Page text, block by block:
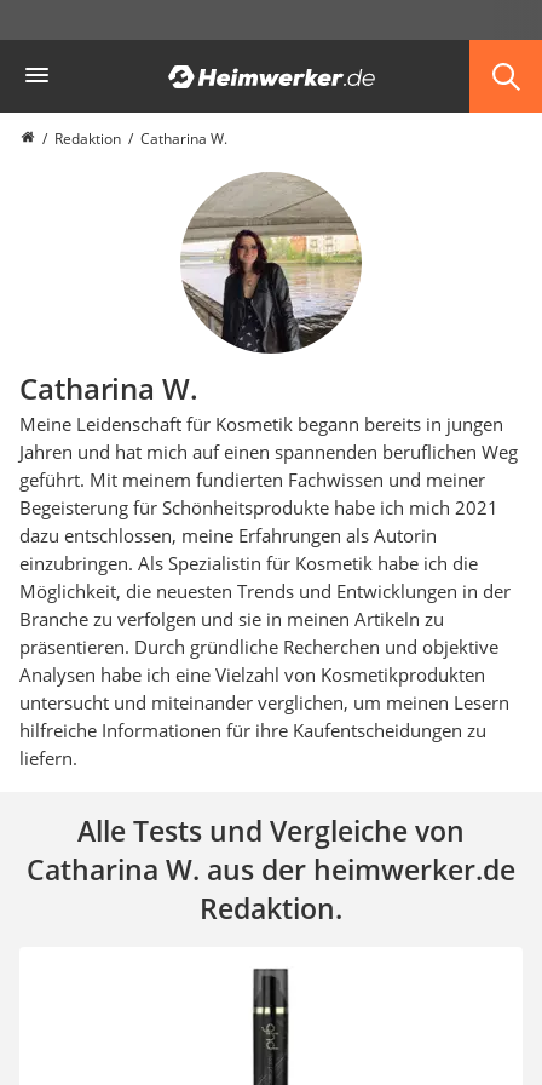
Redaktion Catharina W.
Catharina W.
Meine Leidenschaft für Kosmetik begann bereits in jungen
Jahren und hat mich auf einen spannenden beruflichen Weg
geführt. Mit meinem fundierten Fachwissen und meiner
Begeisterung für Schönheitsprodukte habe ich mich 2021
dazu entschlossen, meine Erfahrungen als Autorin
einzubringen. Als Spezialistin für Kosmetik habe ich die
Möglichkeit, die neuesten Trends und Entwicklungen in der
Branche zu verfolgen und sie in meinen Artikeln zu
präsentieren. Durch gründliche Recherchen und objektive
Analysen habe ich eine Vielzahl von Kosmetikprodukten
untersucht und miteinander verglichen, um meinen Lesern
hilfreiche Informationen für ihre Kaufentscheidungen zu
liefern.
Alle Tests und Vergleiche von
Catharina W. aus der heimwerker.de
Redaktion.